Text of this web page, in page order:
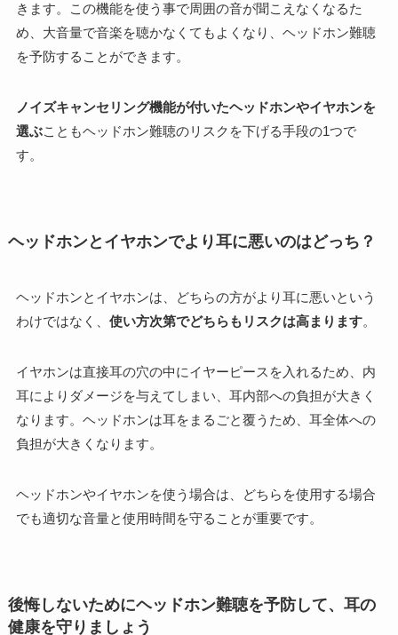
きます。この機能を使う事で周囲の音が聞こえなくなるた
め、大音量で音楽を聴かなくてもよくなり、ヘッドホン難聴
を予防することができます。
ノイズキャンセリング機能が付いたヘッドホンやイヤホンを
選ぶこともヘッドホン難聴のリスクを下げる手段の1つで
す。
ヘッドホンとイヤホンでより耳に悪いのはどっち？
ヘッドホンとイヤホンは、どちらの方がより耳に悪いという
わけではなく、 使い方次第でどちらもリスクは高まります。
イヤホンは直接耳の穴の中にイヤーピースを入れるため、内
耳によりダメージを与えてしまい、耳内部への負担が大きく
なります。ヘッドホンは耳をまるごと覆うため、耳全体への
負担が大きくなります。
ヘッドホンやイヤホンを使う場合は、どちらを使用する場合
でも適切な音量と使用時間を守ることが重要です。
後悔しないためにヘッドホン難聴を予防して、耳の
健康を守りましょう